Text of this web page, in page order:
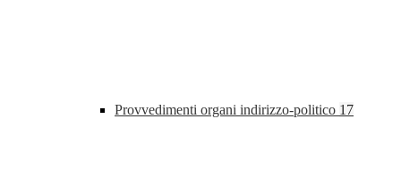
Provvedimenti organi indirizzo-politico 17